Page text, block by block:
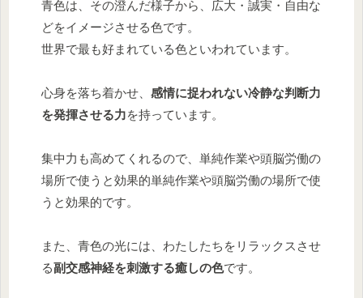
青色は、その澄んだ様子から、広大・誠実・自由な
どをイメージさせる色です。
世界で最も好まれている色といわれています。
心身を落ち着かせ、 感情に捉われない冷静な判断力
を発揮させる力を持っています。
集中力も高めてくれるので、単純作業や頭脳労働の
場所で使うと効果的単純作業や頭脳労働の場所で使
うと効果的です。
また、青色の光には、わたしたちをリラックスさせ
る副交感神経を刺激する癒しの色です。